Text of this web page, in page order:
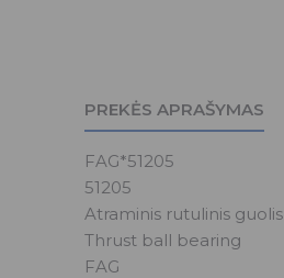
PREKĖS APRAŠYMAS
FAG*51205
51205
Atraminis rutulinis guolis
Thrust ball bearing
FAG